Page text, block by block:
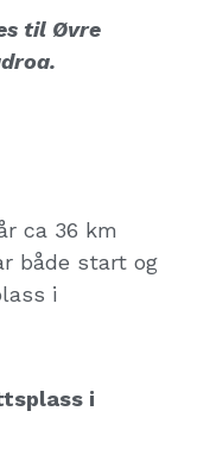
til Øvre
ca 36 km
både start og
i
i